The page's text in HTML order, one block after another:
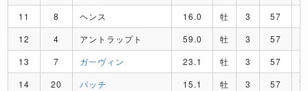
11 8 ヘンス 16.0 牡 3 57
12
4 アントラップト 59.0 牡 3 57
13
7 ガーヴィン 23.1 牡 3 57
14
20 パッチ 15.1 牡 3 57 T